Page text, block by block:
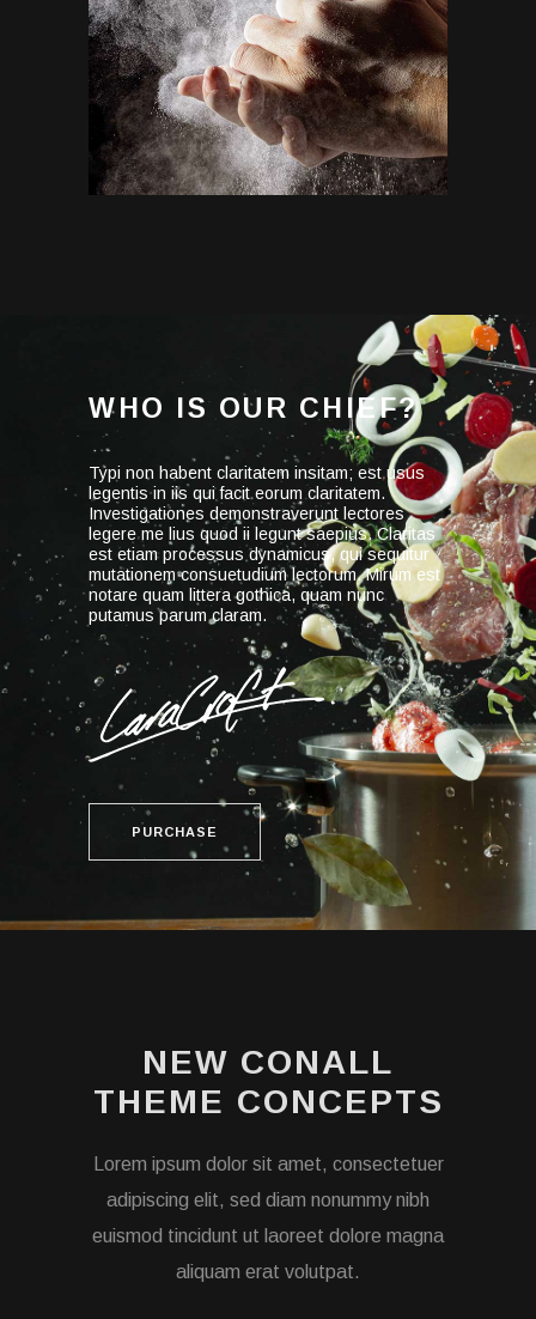
WHO IS OUR CHIEF?
Typi non habent claritatem insitam; est usus
legentis in iis qui facit eorum claritatem.
Investigationes demonstraverunt lectores
legere me lius quod ii legunt saepius. Claritas
est etiam processus dynamicus, qui sequitur
mutationem consuetudium lectorum. Mirum est
notare quam littera gothica, quam nunc
putamus parum claram.
PURCHASE
NEW CONALL
THEME CONCEPTS
Lorem ipsum dolor sit amet, consectetuer
adipiscing elit, sed diam nonummy nibh
euismod tincidunt ut laoreet dolore magna
aliquam erat volutpat.